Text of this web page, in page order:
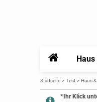
Home
Startseite Test Haus
*Ihr Klick